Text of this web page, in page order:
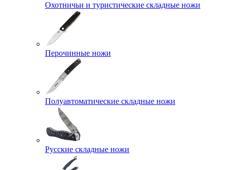
Охотничьи и туристические складные ножи
Перочинные ножи
Полуавтоматические складные ножи
Русские складные ножи